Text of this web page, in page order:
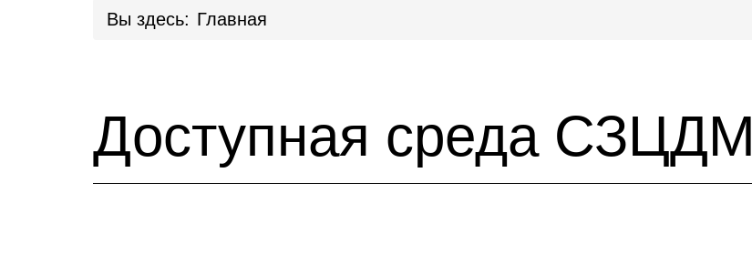
Вы здесь: Главная
Доступная среда СЗЦДМ